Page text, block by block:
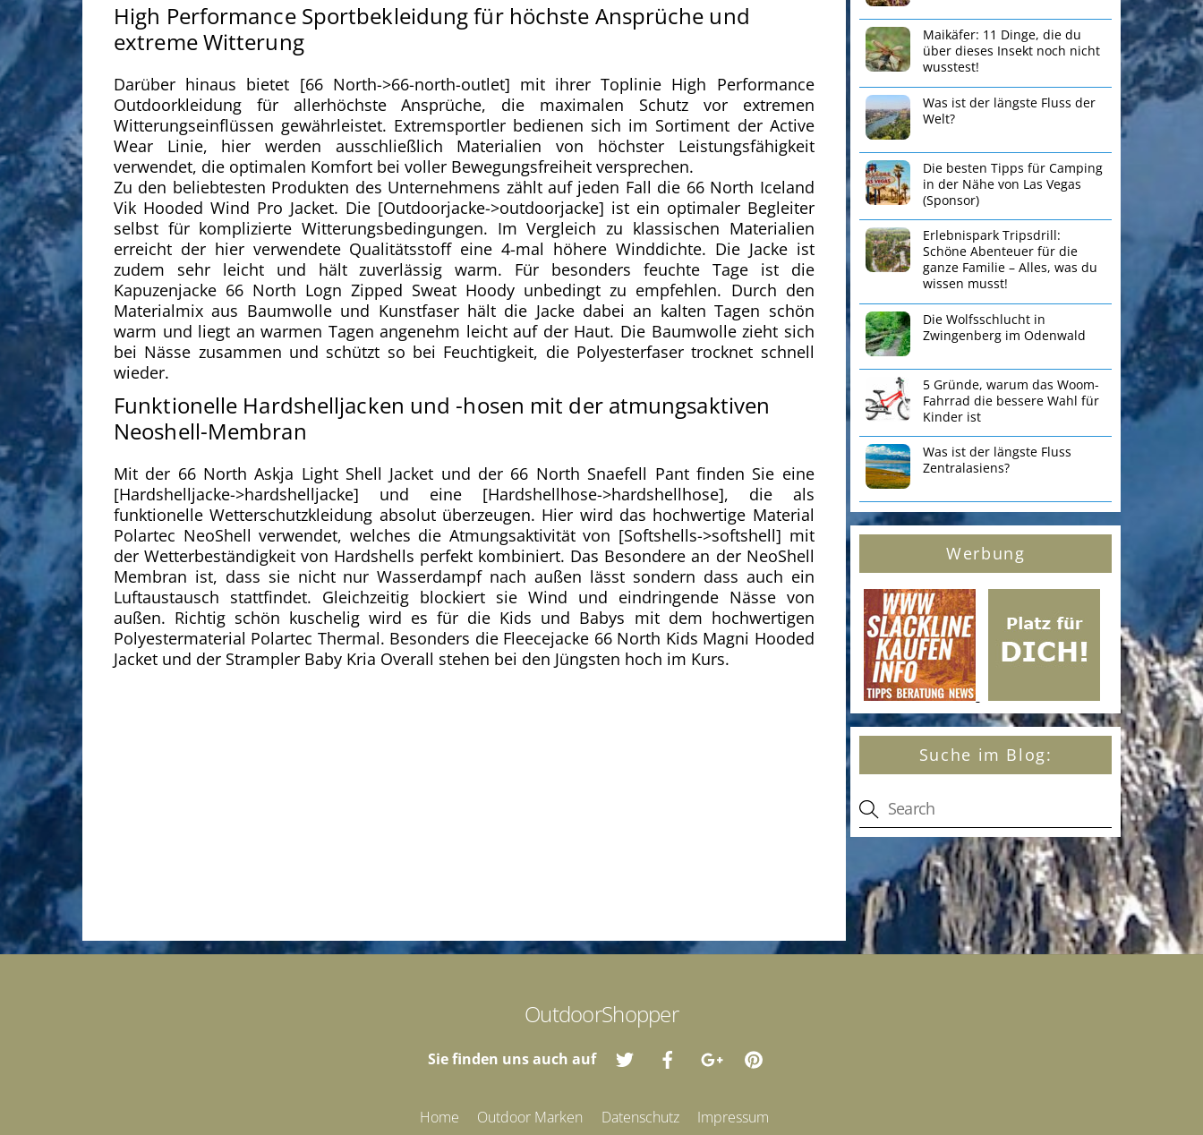
High Performance Sportbekleidung für höchste Ansprüche und
extreme Witterung
Darüber hinaus bietet [66 North->66-north-outlet] mit ihrer Toplinie High Performance
Outdoorkleidung für allerhöchste Ansprüche, die maximalen Schutz vor extremen
Witterungseinflüssen gewährleistet. Extremsportler bedienen sich im Sortiment der Active
Wear Linie, hier werden ausschließlich Materialien von höchster Leistungsfähigkeit
verwendet, die optimalen Komfort bei voller Bewegungsfreiheit versprechen.
Zu den beliebtesten Produkten des Unternehmens zählt auf jeden Fall die 66 North Iceland
Vik Hooded Wind Pro Jacket. Die [Outdoorjacke->outdoorjacke] ist ein optimaler Begleiter
selbst für komplizierte Witterungsbedingungen. Im Vergleich zu klassischen Materialien
erreicht der hier verwendete Qualitätsstoff eine 4-mal höhere Winddichte. Die Jacke ist
zudem sehr leicht und hält zuverlässig warm. Für besonders feuchte Tage ist die
Kapuzenjacke 66 North Logn Zipped Sweat Hoody unbedingt zu empfehlen. Durch den
Materialmix aus Baumwolle und Kunstfaser hält die Jacke dabei an kalten Tagen schön
warm und liegt an warmen Tagen angenehm leicht auf der Haut. Die Baumwolle zieht sich
bei Nässe zusammen und schützt so bei Feuchtigkeit, die Polyesterfaser trocknet schnell
wieder.
Funktionelle Hardshelljacken und -hosen mit der atmungsaktiven
Neoshell-Membran
Mit der 66 North Askja Light Shell Jacket und der 66 North Snaefell Pant finden Sie eine
[Hardshelljacke->hardshelljacke] und eine [Hardshellhose->hardshellhose], die als
funktionelle Wetterschutzkleidung absolut überzeugen. Hier wird das hochwertige Material
Polartec NeoShell verwendet, welches die Atmungsaktivität von [Softshells->softshell] mit
der Wetterbeständigkeit von Hardshells perfekt kombiniert. Das Besondere an der NeoShell
Membran ist, dass sie nicht nur Wasserdampf nach außen lässt sondern dass auch ein
Luftaustausch stattfindet. Gleichzeitig blockiert sie Wind und eindringende Nässe von
außen. Richtig schön kuschelig wird es für die Kids und Babys mit dem hochwertigen
Polyestermaterial Polartec Thermal. Besonders die Fleecejacke 66 North Kids Magni Hooded
Jacket und der Strampler Baby Kria Overall stehen bei den Jüngsten hoch im Kurs.
Maikäfer: 11 Dinge, die du
über dieses Insekt noch nicht
wusstest!
Was ist der längste Fluss der
Welt?
Die besten Tipps für Camping
in der Nähe von Las Vegas
(Sponsor)
Erlebnispark Tripsdrill:
Schöne Abenteuer für die
ganze Familie – Alles, was du
wissen musst!
Die Wolfsschlucht in
Zwingenberg im Odenwald
5 Gründe, warum das Woom-
Fahrrad die bessere Wahl für
Kinder ist
Was ist der längste Fluss
Zentralasiens?
Werbung
Suche im Blog:
OutdoorShopper
Sie finden uns auch auf
Home Outdoor Marken Datenschutz Impressum